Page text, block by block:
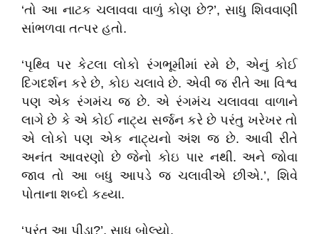
‘તો આ નાટક ચલાવવા વાળું કોણ છે?’, સાધુ શિવવાણી
સાંભળવા તત્પર હતો.
‘પૃથ્વિ પર કેટલા લોકો રંગભૂમીમાં રમે છે, એનું કોઈ
દિગદર્શન કરે છે, કોઇ ચલાવે છે. એવી જ રીતે આ વિશ્વ
પણ એક રંગમંચ જ છે. એ રંગમંચ ચલાવવા વાળાને
લાગે છે કે એ કોઈ નાટ્ય સર્જન કરે છે પરંતુ ખરેખર તો
એ લોકો પણ એક નાટ્યનો અંશ જ છે. આવી રીતે
અનંત આવરણો છે જેનો કોઇ પાર નથી. અને જોવા
જાવ તો આ બધુ આપડે જ ચલાવીએ છીએ.’, શિવે
પોતાના શબ્દો કહ્યા.
‘પરંતુ આ પીડા?’, સાધુ બોલ્યો.